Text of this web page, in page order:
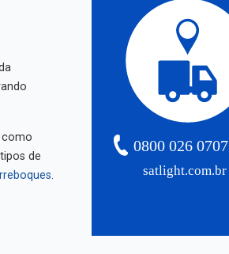
da
de
satlight.com.br
0800 026 0707